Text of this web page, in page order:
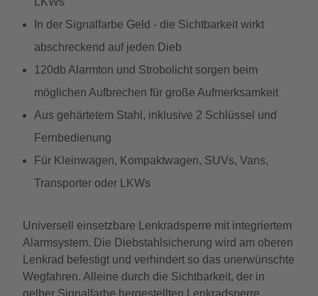
In der Signalfarbe Geld - die Sichtbarkeit wirkt
abschreckend auf jeden Dieb
120db Alarmton und Strobolicht sorgen beim
möglichen Aufbrechen für große Aufmerksamkeit
Aus gehärtetem Stahl, inklusive 2 Schlüssel und
Fernbedienung
Für Kleinwagen, Kompaktwagen, SUVs, Vans,
Transporter oder LKWs
Universell einsetzbare Lenkradsperre mit integriertem
Alarmsystem. Die Diebstahlsicherung wird am oberen
Lenkrad befestigt und verhindert so das unerwünschte
Wegfahren. Alleine durch die Sichtbarkeit, der in
gelber Signalfarbe hergestellten Lenkradsperre,